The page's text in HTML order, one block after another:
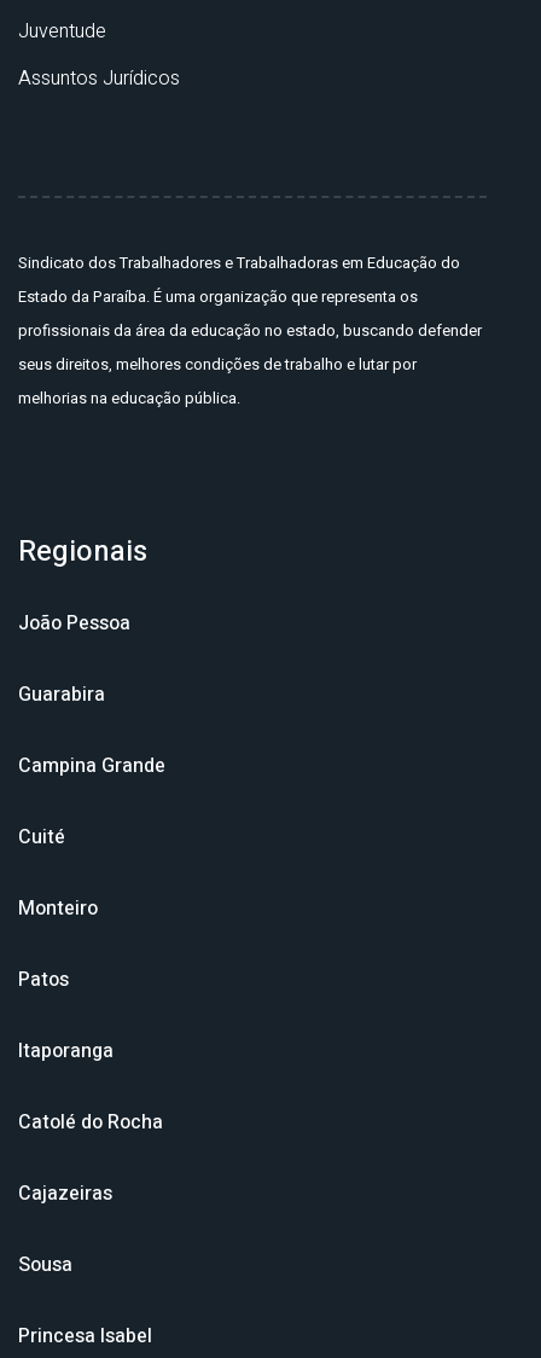
Juventude
Assuntos Jurídicos
Sindicato dos Trabalhadores e Trabalhadoras em Educação do
Estado da Paraíba. É uma organização que representa os
profissionais da área da educação no estado, buscando defender
seus direitos, melhores condições de trabalho e lutar por
melhorias na educação pública.
Regionais
João Pessoa
Guarabira
Campina Grande
Cuité
Monteiro
Patos
Itaporanga
Catolé do Rocha
Cajazeiras
Sousa
Princesa Isabel